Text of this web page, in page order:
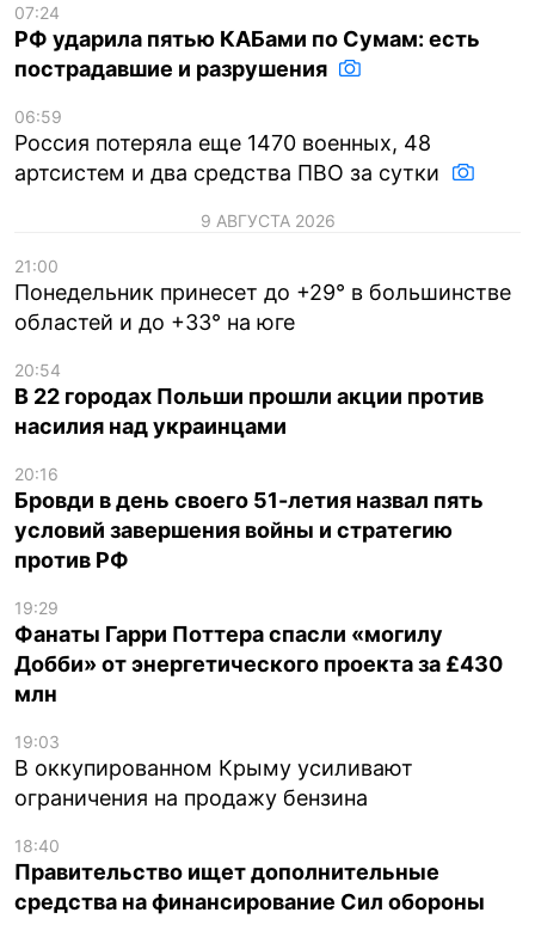
07:24
РФ ударила пятью КАБами по Сумам: есть
пострадавшие и разрушения
06:59
Россия потеряла еще 1470 военных, 48
артсистем и два средства ПВО за сутки
9 АВГУСТА 2026
21:00
Понедельник принесет до +29° в большинстве
областей и до +33° на юге
20:54
В 22 городах Польши прошли акции против
насилия над украинцами
20:16
Бровди в день своего 51-летия назвал пять
условий завершения войны и стратегию
против РФ
19:29
Фанаты Гарри Поттера спасли «могилу
Добби» от энергетического проекта за £430
млн
19:03
В оккупированном Крыму усиливают
ограничения на продажу бензина
18:40
Правительство ищет дополнительные
средства на финансирование Сил обороны